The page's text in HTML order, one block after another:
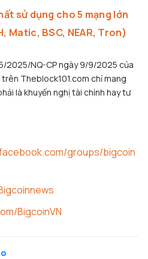
sử dụng cho 5 mạng lớn
Matic, BSC, NEAR, Tron)
2025/NQ-CP ngày 9/9/2025 của
Theblock101.com chỉ mang
là khuyến nghị tài chính hay tư
groups/bigcoin
BigcoinVN